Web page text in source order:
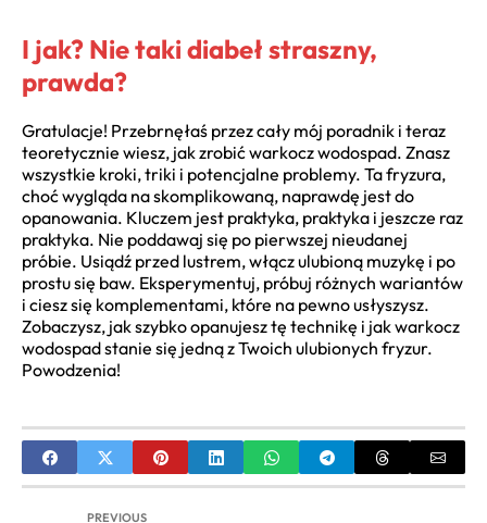
I jak? Nie taki diabeł straszny,
prawda?
Gratulacje! Przebrnęłaś przez cały mój poradnik i teraz
teoretycznie wiesz, jak zrobić warkocz wodospad. Znasz
wszystkie kroki, triki i potencjalne problemy. Ta fryzura,
choć wygląda na skomplikowaną, naprawdę jest do
opanowania. Kluczem jest praktyka, praktyka i jeszcze raz
praktyka. Nie poddawaj się po pierwszej nieudanej
próbie. Usiądź przed lustrem, włącz ulubioną muzykę i po
prostu się baw. Eksperymentuj, próbuj różnych wariantów
i ciesz się komplementami, które na pewno usłyszysz.
Zobaczysz, jak szybko opanujesz tę technikę i jak warkocz
wodospad stanie się jedną z Twoich ulubionych fryzur.
Powodzenia!
PREVIOUS